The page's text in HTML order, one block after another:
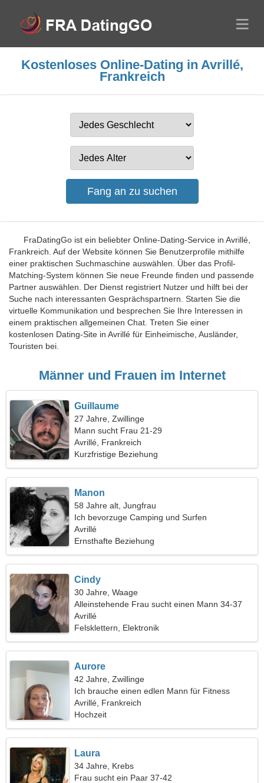
Kostenloses Online-Dating in Avrillé,
Frankreich
FraDatingGo ist ein beliebter Online-Dating-Service in Avrillé,
Frankreich. Auf der Website können Sie Benutzerprofile mithilfe
einer praktischen Suchmaschine auswählen. Über das Profil-
Matching-System können Sie neue Freunde finden und passende
Partner auswählen. Der Dienst registriert Nutzer und hilft bei der
Suche nach interessanten Gesprächspartnern. Starten Sie die
virtuelle Kommunikation und besprechen Sie Ihre Interessen in
einem praktischen allgemeinen Chat. Treten Sie einer
kostenlosen Dating-Site in Avrillé für Einheimische, Ausländer,
Touristen bei.
Männer und Frauen im Internet
Guillaume
27 Jahre, Zwillinge
Mann sucht Frau 21-29
Avrillé, Frankreich
Kurzfristige Beziehung
Manon
58 Jahre alt, Jungfrau
Ich bevorzuge Camping und Surfen
Avrillé
Ernsthafte Beziehung
Cindy
30 Jahre, Waage
Alleinstehende Frau sucht einen Mann 34-37
Avrillé
Felsklettern, Elektronik
Aurore
42 Jahre, Zwillinge
Ich brauche einen edlen Mann für Fitness
Avrillé, Frankreich
Hochzeit
Laura
34 Jahre, Krebs
Frau sucht ein Paar 37-42